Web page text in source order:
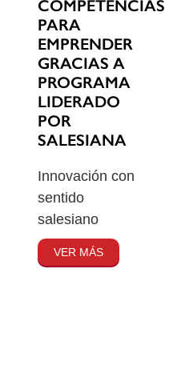
COMPETENCIAS
PARA
EMPRENDER
GRACIAS A
PROGRAMA
LIDERADO
POR
SALESIANA
Innovación con
sentido
salesiano
VER MÁS